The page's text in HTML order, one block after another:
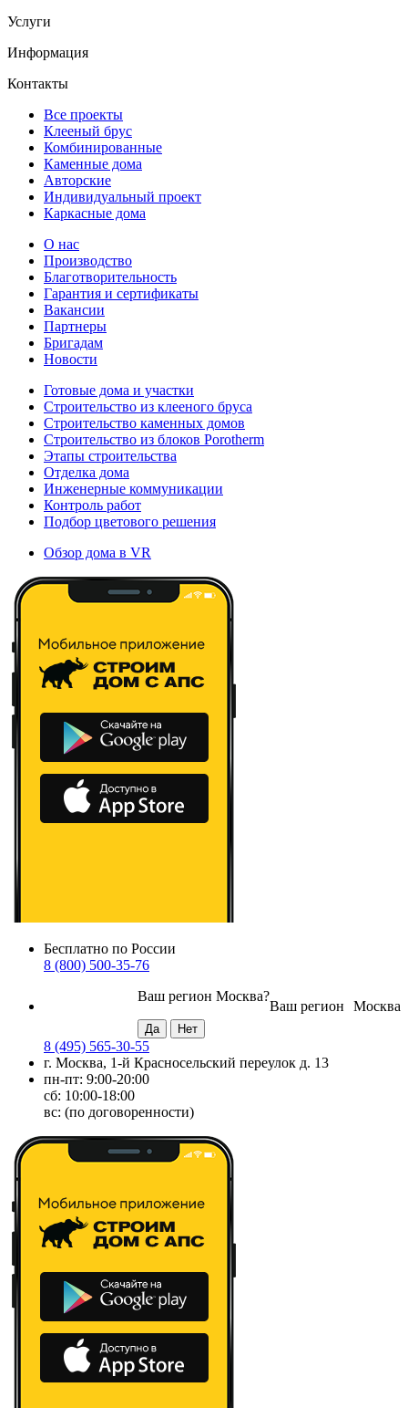
Услуги
Информация
Контакты
Все проекты
Клееный брус
Комбинированные
Каменные дома
Авторские
Индивидуальный проект
Каркасные дома
О нас
Производство
Благотворительность
Гарантия и сертификаты
Вакансии
Партнеры
Бригадам
Новости
Готовые дома и участки
Строительство из клееного бруса
Строительство каменных домов
Строительство из блоков Porotherm
Этапы строительства
Отделка дома
Инженерные коммуникации
Контроль работ
Подбор цветового решения
Обзор дома в VR
Бесплатно по России
8 (800) 500-35-76
Москва
Ваш регион
Ваш регион Москва?
8 (495) 565-30-55
г. Москва, 1-й Красносельский переулок д. 13
пн-пт: 9:00-20:00
сб: 10:00-18:00
вс: (по договоренности)